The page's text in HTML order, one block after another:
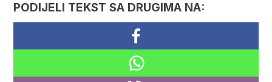
PODIJELI TEKST SA DRUGIMA NA: